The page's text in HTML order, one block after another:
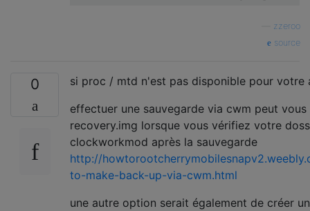
zzeroo
source
0
si proc / mtd n'est pas disponible pour votre
effectuer une sauvegarde via cwm peut vous
recovery.img lorsque vous vérifiez votre
clockworkmod après la sauvegarde
http://
to-make-back-up-via-cwm.html
une autre option serait également de créer